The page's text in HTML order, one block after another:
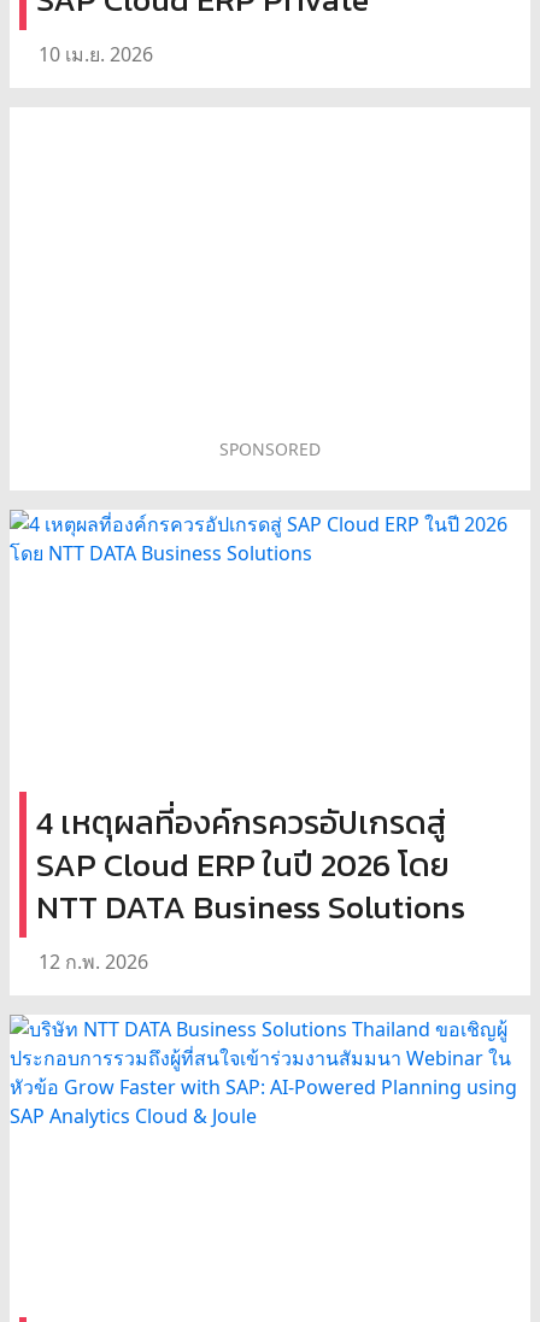
10 เม.ย. 2026
SPONSORED
4 เหตุผลที่องค์กรควรอัปเกรดสู่
SAP Cloud ERP ในปี 2026 โดย
NTT DATA Business Solutions
12 ก.พ. 2026